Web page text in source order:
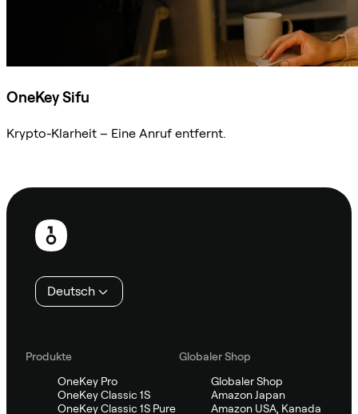
OneKey Sifu
Krypto-Klarheit – Eine Anruf entfernt.
Fußzeile
Deutsch
Produkte
OneKey Pro
OneKey Classic 1S
OneKey Classic 1S Pure
Globaler Shop
Globaler Shop
Amazon Japan
Amazon USA, Kanada